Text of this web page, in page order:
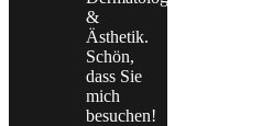
&
Ästhetik.
Schön,
dass Sie
mich
besuchen!